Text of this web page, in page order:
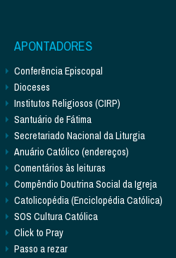
APONTADORES
Conferência Episcopal
Dioceses
Institutos Religiosos (CIRP)
Santuário de Fátima
Secretariado Nacional da Liturgia
Anuário Católico (endereços)
Comentários às leituras
Compêndio Doutrina Social da Igreja
Catolicopédia (Enciclopédia Católica)
SOS Cultura Católica
Click to Pray
Passo a rezar